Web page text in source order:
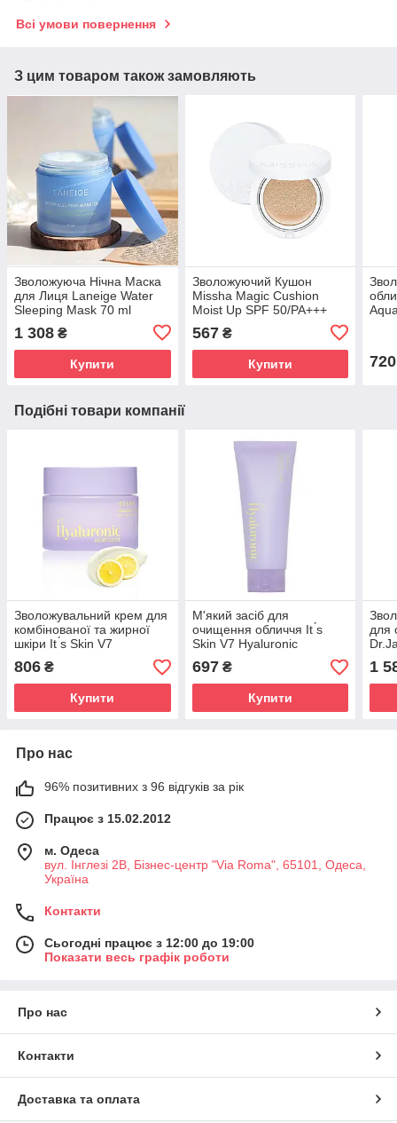
Всі умови повернення
З цим товаром також замовляють
Зволожуюча Нічна Маска
для Лиця Laneige Water
Sleeping Mask 70 ml
1 308 ₴
Купити
Зволожуючий Кушон
Missha Magic Cushion
Moist Up SPF 50/PA+++
567₴
Купити 720
Подібні товари компанії
Зволожувальний крем для
комбінованої та жирної
шкіри It ́s Skin V7
Hyaruronic
Moisturizer+Glow Cream,
50 мл
806 ₴
Купити
М'який засіб для
очищення обличчя It ́s
Skin V7 Hyaluronic
Moisturize+Glow
Cleanser,150ml
697₴
Купити
для
1
Про нас
96% позитивних з 96 відгуків за рік
Працює з 15.02.2012
м. Одеса
вул. Інглезі 2В, Бізнес-центр "Via Roma", 65101, Одеса,
Україна
Контакти
Сьогодні працює з 12:00 до 19:00
Показати весь графік роботи
Про нас
Контакти
Доставка та оплата